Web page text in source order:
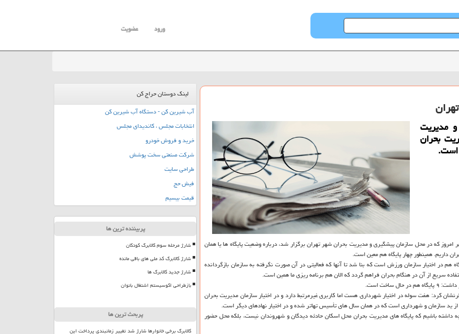
ورود عضویت
مدیریت
كه ۱۳ سوله مدیریت بحران
است.
كه در محل سازمان پیشگیری و مدیریت بحران شهر تهران برگزار شد، درباره وضعیت پایگاه ها یا همان
داد:: از مجموع ۸۰ پایگاه پشتیبانی مدیریت بحران ناحیه، ۵۴ پایگاه هم در اختیار سازمان ورزش است كه بنا شد تا آنها كه فعالیتی در آن صورت نگرفته به سازمان بازگردانده
سریع از آن در هنگام بحران فراهم گردد كه الان هم برنامه ریزی ما همین است.
كرد: هفت سوله در اختیار شهرداری هست اما كاربری غیرمرتبط دارد و در اختیار سازمان مدیریت بحران
ید سازمان و شهرداری است كه در همان سال های تأسیس تهاتر شده و در اختیار نهادهای دیگر است.
باشیم كه پایگاه های مدیریت بحران محل اسكان حادثه دیدگان و شهروندان نیست، بلكه محل حضور
لینک دوستان حراج کن
آب شیرین کن - دستگاه آب شیرین کن
انتخابات مجلس ، کاندیدای مجلس
خرید و فروش خودرو
شرکت صنعتی سخت پوشش
طراحی سایت
فیش حج
قیمت بیسیم
پربیننده ترین ها
شارژ مرحله سوم کالابرگ کودکان
شارژ کالابرگ کد ملی های باقی مانده
شارژ جدید کالابرگ ها
بازطراحی اکوسیستم اشتغال بانوان
پربحث ترین ها
کالابرگ برخی خانوارها شارژ شد تغییر زمانبندی پرداخت این